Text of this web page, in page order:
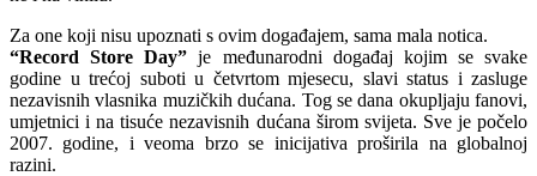
Za one koji nisu upoznati s ovim događajem, sama mala notica.
“Record Store Day” je međunarodni događaj kojim se svake
godine u trećoj suboti u četvrtom mjesecu, slavi status i zasluge
nezavisnih vlasnika muzičkih dućana. Tog se dana okupljaju fanovi,
umjetnici i na tisuće nezavisnih dućana širom svijeta. Sve je počelo
2007. godine, i veoma brzo se inicijativa proširila na globalnoj
razini.